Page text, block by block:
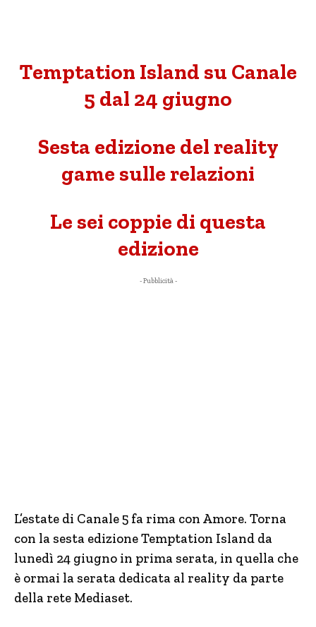
Temptation Island su Canale
5 dal 24 giugno
Sesta edizione del reality
game sulle relazioni
Le sei coppie di questa
edizione
- Pubblicità -
L’estate di Canale 5 fa rima con Amore. Torna
con la sesta edizione Temptation Island da
lunedì 24 giugno in prima serata, in quella che
è ormai la serata dedicata al reality da parte
della rete Mediaset.